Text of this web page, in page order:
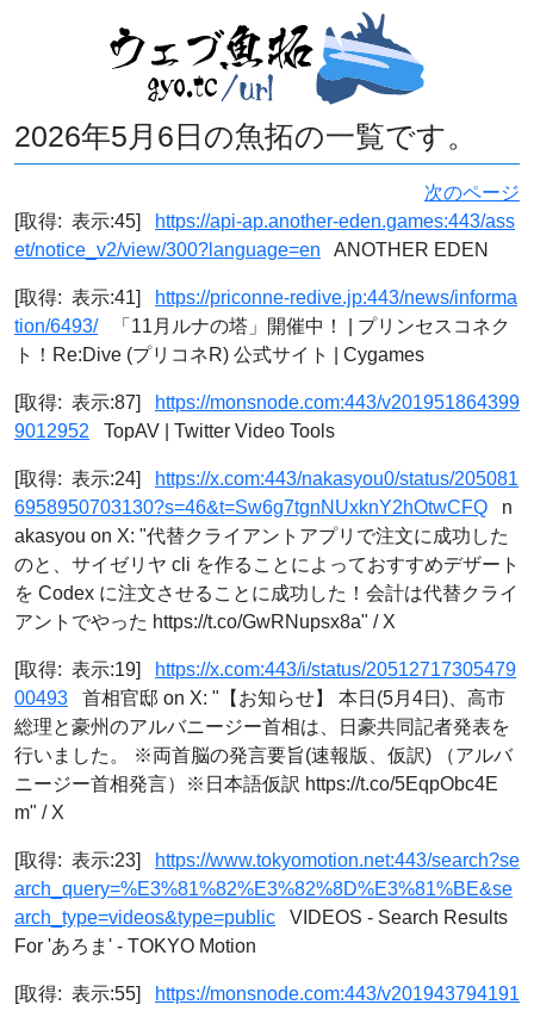
2026年5月6日の魚拓の一覧です。
次のページ
[取得: 表示:45]
https://api-ap.another-eden.games:443/ass
et/notice_v2/view/300?language=en ANOTHER EDEN
[取得: 表示:41]
https://priconne-redive.jp:443/news/informa
tion/6493/「11月ルナの塔」開催中！ | プリンセスコネク
ト！Re:Dive (プリコネR) 公式サイト | Cygames
[取得: 表示:87]
https://monsnode.com:443/v201951864399
9012952 TopAV | Twitter Video Tools
[取得: 表示:24]
https://x.com:443/nakasyou0/status/205081
6958950703130?s=46&t=Sw6g7tgnNUxknY2hOtwCFQ n
akasyou on X: "代替クライアントアプリで注文に成功した
のと、サイゼリヤ cli を作ることによっておすすめデザート
を Codex に注文させることに成功した！会計は代替クライ
アントでやった https://t.co/GwRNupsx8a" / X
[取得: 表示:19]
https://x.com:443/i/status/20512717305479
00493 首相官邸 on X: "【お知らせ】 本日(5月4日)、高市
総理と豪州のアルバニージー首相は、日豪共同記者発表を
行いました。 ※両首脳の発言要旨(速報版、仮訳) （アルバ
ニージー首相発言）※日本語仮訳 https://t.co/5EqpObc4E
m" / X
[取得: 表示:23]
https://www.tokyomotion.net:443/search?se
arch_query=%E3%81%82%E3%82%8D%E3%81%BE&se
arch_type=videos&type=public VIDEOS - Search Results
For 'あろま' - TOKYO Motion
[取得: 表示:55]
https://monsnode.com:443/v201943794191